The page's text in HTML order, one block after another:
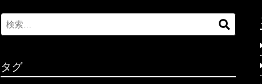
Search
for:
索…
タグ